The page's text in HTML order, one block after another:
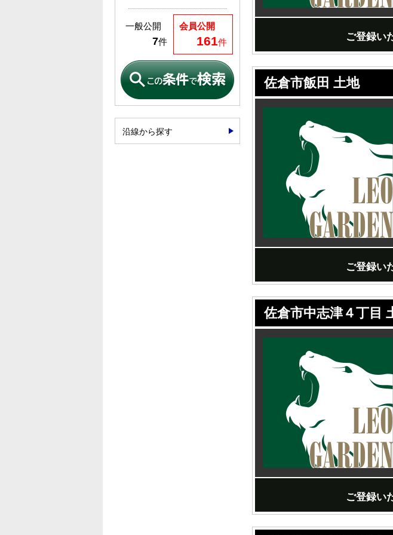
ご登録い
佐倉市飯田 土地
ご登録い
佐倉市中志津４丁目
ご登録い
会員公開
161件
一般公開
7件
沿線から探す